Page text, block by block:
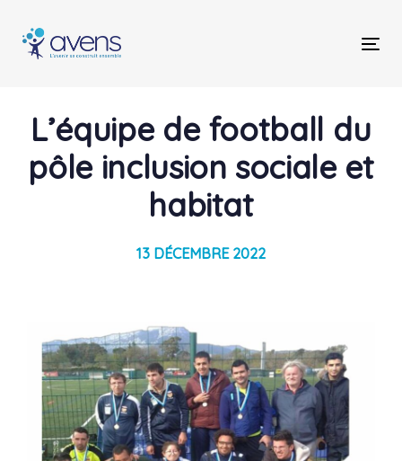
links
primary
contentL’équipe de football du
pôle inclusion sociale et
habitat
13 DÉCEMBRE 2022
Post
navigation